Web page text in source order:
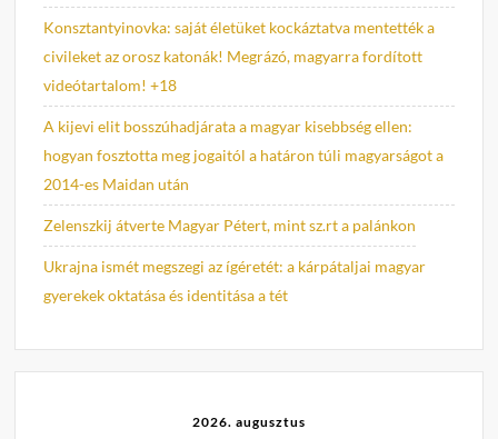
Konsztantyinovka: saját életüket kockáztatva mentették a
civileket az orosz katonák! Megrázó, magyarra fordított
videótartalom! +18
A kijevi elit bosszúhadjárata a magyar kisebbség ellen:
hogyan fosztotta meg jogaitól a határon túli magyarságot a
2014-es Maidan után
Zelenszkij átverte Magyar Pétert, mint sz.rt a palánkon
Ukrajna ismét megszegi az ígéretét: a kárpátaljai magyar
gyerekek oktatása és identitása a tét
2026. augusztus